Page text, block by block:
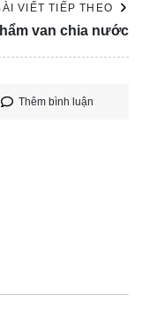
VIẾT TIẾP THEO
van chia nước
Thêm bình luận